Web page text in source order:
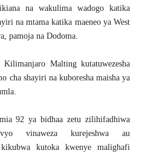
na wakulima wadogo katika
na mtama katika maeneo ya West
pamoja na Dodoma.
Malting kutatuwezesha
cha shayiri na kuboresha maisha ya
92 ya bidhaa zetu zilihifadhiwa
vinaweza kurejeshwa au
kutoka kwenye malighafi